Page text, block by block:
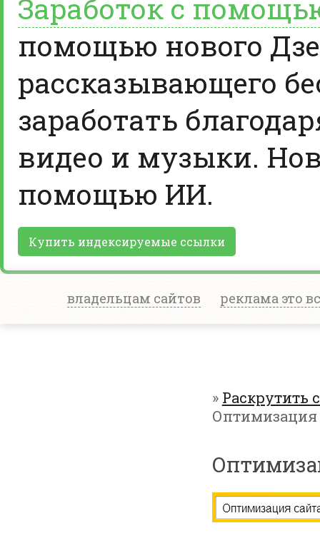
Заработок с
помощью нового
рассказывающего
заработать
видео и музыки.
помощью ИИ.
Купить индексируемые ссылки
владельцам сайтов реклама это
» Раскрутить
Оптимизация